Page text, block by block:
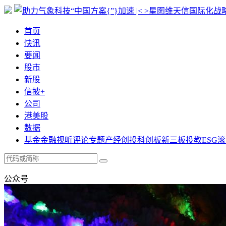
首页
快讯
要闻
股市
新股
信披+
公司
港美股
数据
基金金融视听评论专题产经创投科创板新三板投教ESG
公众号